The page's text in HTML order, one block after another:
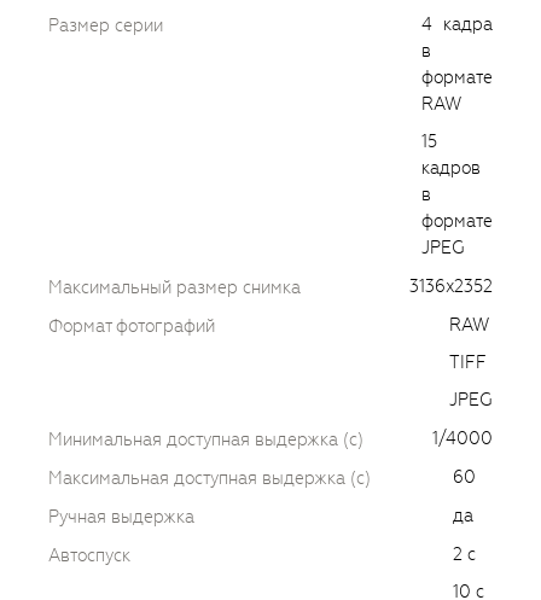
Размер серии
4 кадра
в
формате
RAW
15
кадров
в
формате
JPEG
Максимальный размер снимка
3136x2352
Формат фотографий
RAW
TIFF
JPEG
Минимальная доступная выдержка (c)
1/4000
Максимальная доступная выдержка (c)
60
Ручная выдержка
да
Автоспуск
2 с
10 с